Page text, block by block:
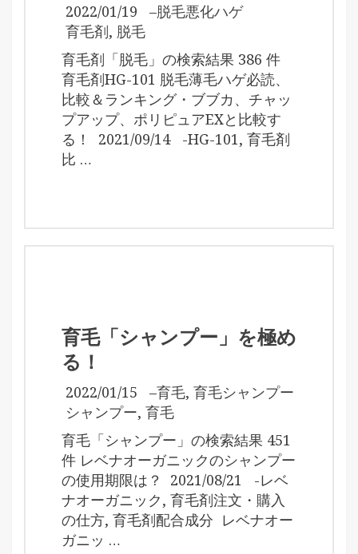
2022/01/19 –脱毛悪化ハゲ
育毛剤, 脱毛
育毛剤「脱毛」の検索結果 386 件
育毛剤HG-101 脱毛薄毛ハゲ必読、
比較＆ランキング・ブブカ、チャッ
プアップ、ポリピュアEXと比較す
る！ 2021/09/14 -HG-101, 育毛剤
比 …
育毛「シャンプー」を極め
る！
2022/01/15 –育毛, 育毛シャンプー
シャンプー, 育毛
育毛「シャンプー」の検索結果 451
件 レベナオーガニックのシャンプー
の使用期限は？ 2021/08/21 -レベ
ナオーガニック, 育毛剤注文・購入
の仕方, 育毛剤配合成分 レベナオー
ガニッ …